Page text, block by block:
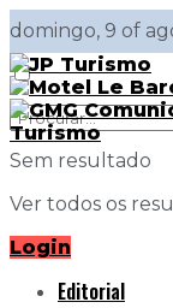
domingo, 9 of
Sem resultado
Ver todos os
Login
Editorial